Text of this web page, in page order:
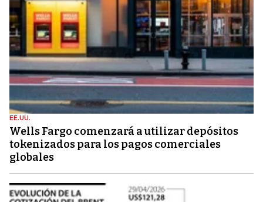
EE.UU.
Wells Fargo comenzará a utilizar depósitos
tokenizados para los pagos comerciales
globales